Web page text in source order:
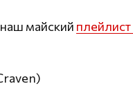
майский